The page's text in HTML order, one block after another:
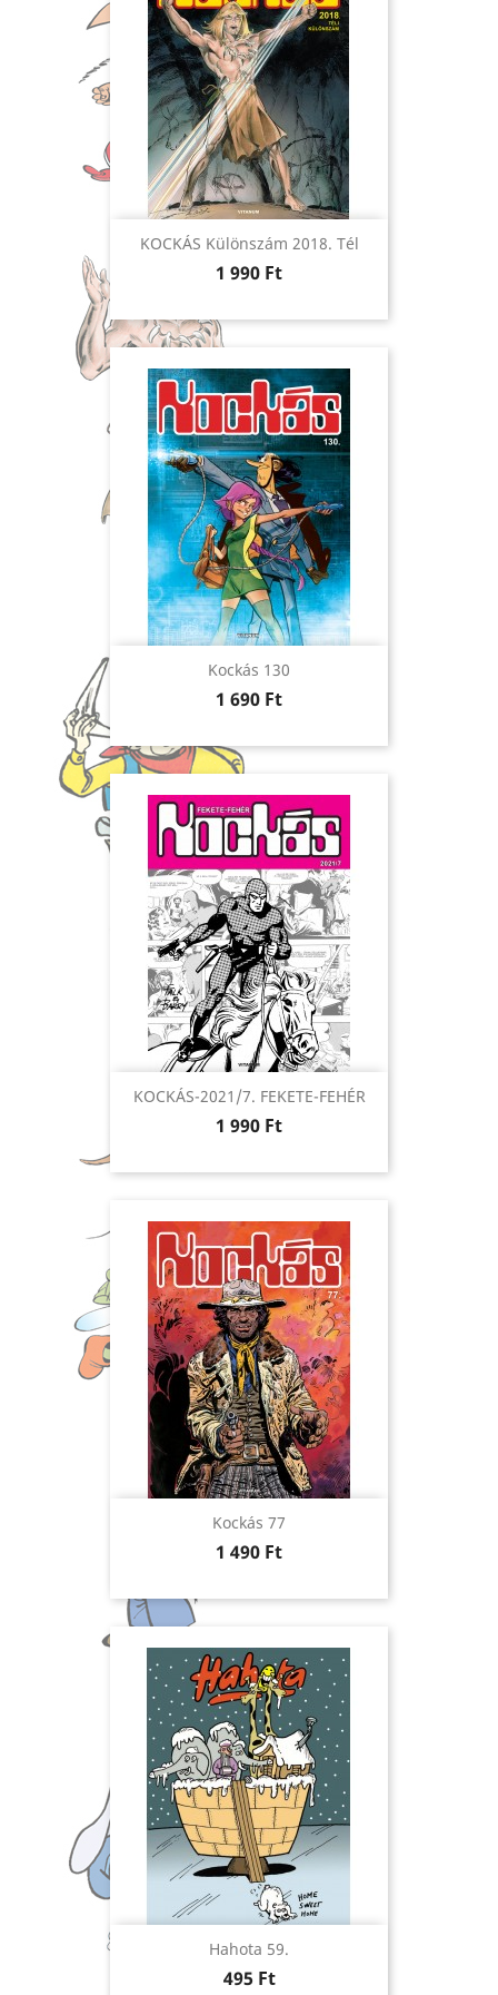
KOCKÁS Különszám 2018. Tél
Ár
1 990 Ft
Kockás 130
Ár
1 690 Ft
KOCKÁS-2021/7. FEKETE-FEHÉR
Ár
1 990 Ft
Kockás 77
Ár
1 490 Ft
Hahota 59.
Ár
495 Ft